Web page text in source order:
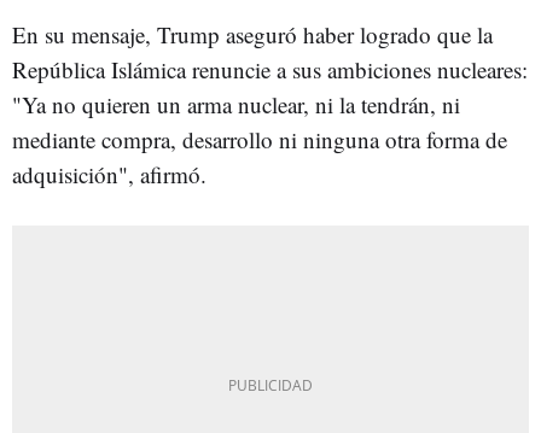
En su mensaje, Trump aseguró haber logrado que la
República Islámica renuncie a sus ambiciones nucleares:
"Ya no quieren un arma nuclear, ni la tendrán, ni
mediante compra, desarrollo ni ninguna otra forma de
adquisición", afirmó.